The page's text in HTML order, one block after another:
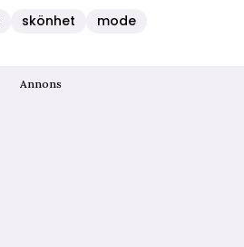
skönhet mode
Annons